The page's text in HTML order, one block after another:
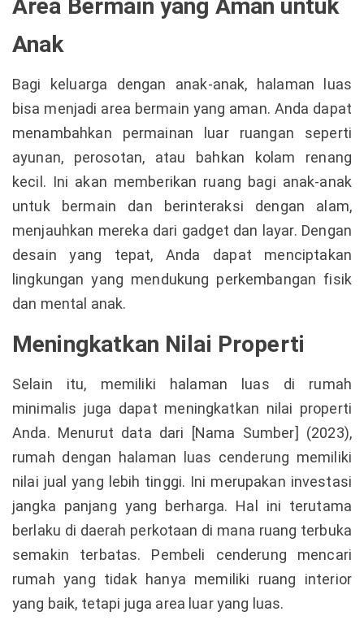
Area Bermain yang Aman untuk
Anak
Bagi keluarga dengan anak-anak, halaman luas
bisa menjadi area bermain yang aman. Anda dapat
menambahkan permainan luar ruangan seperti
ayunan, perosotan, atau bahkan kolam renang
kecil. Ini akan memberikan ruang bagi anak-anak
untuk bermain dan berinteraksi dengan alam,
menjauhkan mereka dari gadget dan layar. Dengan
desain yang tepat, Anda dapat menciptakan
lingkungan yang mendukung perkembangan fisik
dan mental anak.
Meningkatkan Nilai Properti
Selain itu, memiliki halaman luas di rumah
minimalis juga dapat meningkatkan nilai properti
Anda. Menurut data dari [Nama Sumber] (2023),
rumah dengan halaman luas cenderung memiliki
nilai jual yang lebih tinggi. Ini merupakan investasi
jangka panjang yang berharga. Hal ini terutama
berlaku di daerah perkotaan di mana ruang terbuka
semakin terbatas. Pembeli cenderung mencari
rumah yang tidak hanya memiliki ruang interior
yang baik, tetapi juga area luar yang luas.